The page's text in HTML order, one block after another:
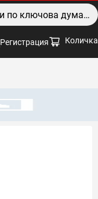
Регистрация Количка